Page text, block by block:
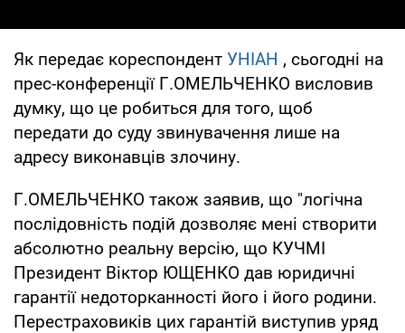
Як передає кореспондент УНІАН , сьогодні на
прес-конференції Г.ОМЕЛЬЧЕНКО висловив
думку, що це робиться для того, щоб
передати до суду звинувачення лише на
адресу виконавців злочину.
Г.ОМЕЛЬЧЕНКО також заявив, що "логічна
послідовність подій дозволяє мені створити
абсолютно реальну версію, що КУЧМІ
Президент Віктор ЮЩЕНКО дав юридичні
гарантії недоторканності його і його родини.
Перестраховиків цих гарантій виступив уряд